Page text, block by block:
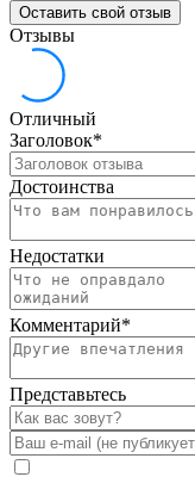
Оставить свой отзыв
Отзывы
Отличный
Заголовок*
Достоинства
Недостатки
Комментарий*
Представьтесь